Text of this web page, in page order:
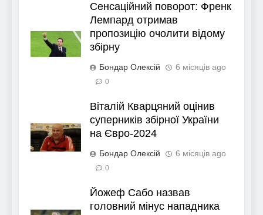
Сенсаційний поворот: Френк
Лемпард отримав
пропозицію очолити відому
збірну
Бондар Олексій 6 місяців ago
0
Віталій Кварцяний оцінив
суперників збірної України
на Євро-2024
Бондар Олексій 6 місяців ago
0
Йожеф Сабо назвав
головний мінус нападника